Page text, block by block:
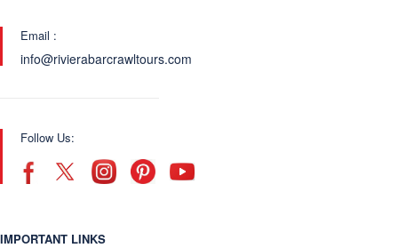
Email :
info@rivierabarcrawltours.com
Follow Us:
IMPORTANT LINKS